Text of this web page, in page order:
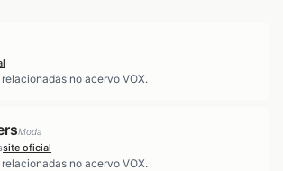
no acervo VOX.
Moda
site oficial
no acervo VOX.